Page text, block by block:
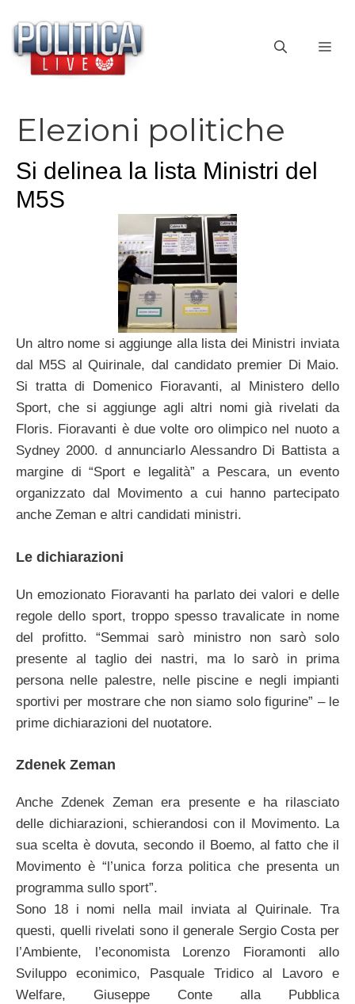
contenuto
Elezioni politiche
Si delinea la lista Ministri del
M5S
Un altro nome si aggiunge alla lista dei Ministri inviata
dal M5S al Quirinale, dal candidato premier Di Maio.
Si tratta di Domenico Fioravanti, al Ministero dello
Sport, che si aggiunge agli altri nomi già rivelati da
Floris. Fioravanti è due volte oro olimpico nel nuoto a
Sydney 2000. d annunciarlo Alessandro Di Battista a
margine di “Sport e legalità” a Pescara, un evento
organizzato dal Movimento a cui hanno partecipato
anche Zeman e altri candidati ministri.
Le dichiarazioni
Un emozionato Fioravanti ha parlato dei valori e delle
regole dello sport, troppo spesso travalicate in nome
del profitto. “Semmai sarò ministro non sarò solo
presente al taglio dei nastri, ma lo sarò in prima
persona nelle palestre, nelle piscine e negli impianti
sportivi per mostrare che non siamo solo figurine” – le
prime dichiarazioni del nuotatore.
Zdenek Zeman
Anche Zdenek Zeman era presente e ha rilasciato
delle dichiarazioni, schierandosi con il Movimento. La
sua scelta è dovuta, secondo il Boemo, al fatto che il
Movimento è “l’unica forza politica che presenta un
programma sullo sport”.
Sono 18 i nomi nella mail inviata al Quirinale. Tra
questi, quelli rivelati sono il generale Sergio Costa per
l’Ambiente, l’economista Lorenzo Fioramonti allo
Sviluppo econimico, Pasquale Tridico al Lavoro e
Welfare, Giuseppe Conte alla Pubblica